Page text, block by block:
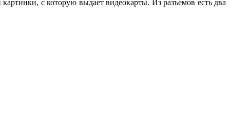
с которую выдает видеокарты. Из разъемов есть два